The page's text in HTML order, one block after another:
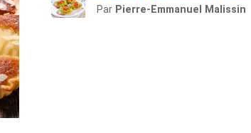
Par Pierre-Emmanuel Malissin